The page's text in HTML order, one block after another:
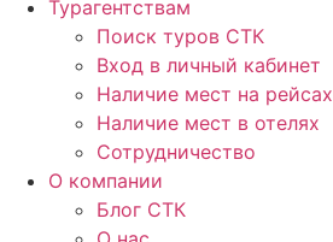
Турагентствам
Поиск туров СТК
Вход в личный кабинет
Наличие мест на рейсах
Наличие мест в отелях
Сотрудничество
О компании
Блог СТК